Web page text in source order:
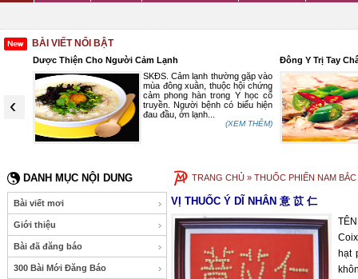
BÀI VIẾT NỔI BẬT
‹
lưỡi
Dược Thiện Cho Người Cảm Lạnh
SKĐS. Cảm lạnh thường gặp vào
mùa đông xuân, thuộc hội chứng
cảm phong hàn trong Y học cổ
truyền. Người bệnh có biểu hiện
đau đầu, ớn lạnh...
(XEM THÊM)
Đông Y Trị Tay
DANH MỤC NỘI DUNG
Bài viết mơi
Giới thiệu
Bài đã đăng báo
300 Bài Mới Đăng Báo
TRANG CHỦ » THUỐC PHIẾN NAM
VỊ THUỐC Ý DĨ NHÂN 意 苡 仁
hạt